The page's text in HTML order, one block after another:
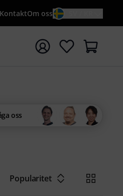
KontaktOm oss
oss
Popularitet